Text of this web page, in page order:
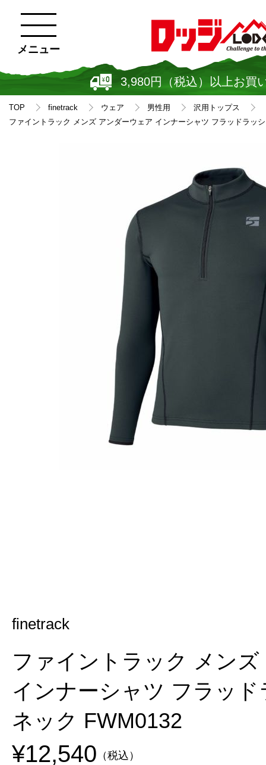
3,980円（税込）以上お買
メニュー
TOP finetrack ウェア 男性用
沢用トップス
ファイントラック メンズ アンダーウェア インナーシャツ フラッドラッ
finetrack
ファイントラック メン
インナーシャツ フラッ
ネック FWM0132
¥12,540 （税込）